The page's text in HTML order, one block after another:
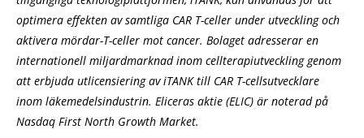
optimera effekten av samtliga CAR T-celler under utveckling och
aktivera mördar-T-celler mot cancer. Bolaget adresserar en
internationell miljardmarknad inom cellterapiutveckling genom
att erbjuda utlicensiering av iTANK till CAR T-cellsutvecklare
inom läkemedelsindustrin. Eliceras aktie (ELIC) är noterad på
Nasdaq First North Growth Market.